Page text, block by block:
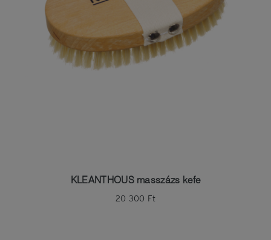
KLEANTHOUS masszázs kefe
20 300 Ft